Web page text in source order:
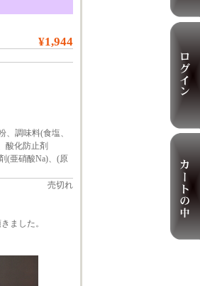
¥1,944
調味料(食塩、
酸化防止剤
(亜硝酸Na)、(原
売切れ
ました。